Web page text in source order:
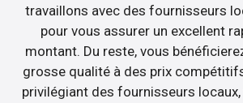
travaillons avec des fournisseurs
pour vous assurer un excellent
montant. Du reste, vous
grosse qualité à des prix
privilégiant des fournisseurs